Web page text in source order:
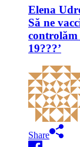
Elena
Să ne
controlăm
19???’
Share